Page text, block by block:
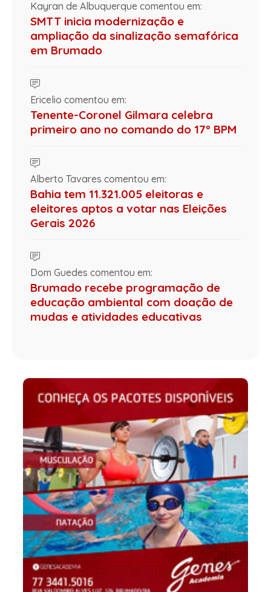
Kayran de Albuquerque comentou em:
SMTT inicia modernização e
ampliação da sinalização semafórica
em Brumado
Ericelio comentou em:
Tenente-Coronel Gilmara celebra
primeiro ano no comando do 17º BPM
Alberto Tavares comentou em:
Bahia tem 11.321.005 eleitoras e
eleitores aptos a votar nas Eleições
Gerais 2026
Dom Guedes comentou em:
Brumado recebe programação de
educação ambiental com doação de
mudas e atividades educativas